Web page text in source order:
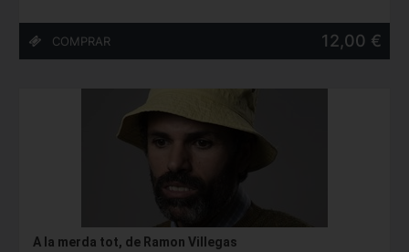
12,00 €
A la merda tot, de Ramon Villegas